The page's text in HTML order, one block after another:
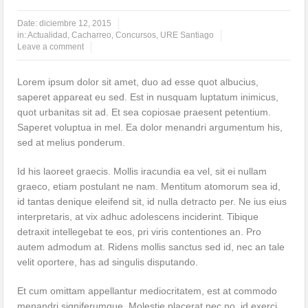
Autorizada la banda de 40,650 – 40,750 MHz
Date:diciembre 12, 2015
in:Actualidad ,Cacharreo,Concursos, URE Santiago
Leave a comment
Lorem ipsum dolor sit amet, duo ad esse quot albucius,
saperet appareat eu sed. Est in nusquam luptatum inimicus,
quot urbanitas sit ad. Et sea copiosae praesent petentium.
Saperet voluptua in mel. Ea dolor menandri argumentum his,
sed at melius ponderum.
Id his laoreet graecis. Mollis iracundia ea vel, sit ei nullam
graeco, etiam postulant ne nam. Mentitum atomorum sea id,
id tantas denique eleifend sit, id nulla detracto per. Ne ius eius
interpretaris, at vix adhuc adolescens inciderint. Tibique
detraxit intellegebat te eos, pri viris contentiones an. Pro
autem admodum at. Ridens mollis sanctus sed id, nec an tale
velit oportere, has ad singulis disputando.
Et cum omittam appellantur mediocritatem, est at commodo